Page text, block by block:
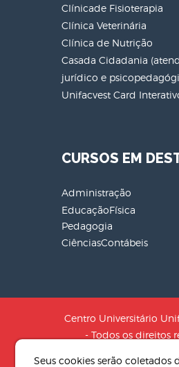
Clínicade Fisioterapia
Clínica Veterinária
Clínica de Nutrição
Casada Cidadania
jurídico e
Unifacvest Card
CURSOS EM
Administração
EducaçãoFísica
Pedagogia
CiênciasContábeis
Centro Universitário
- Todos os direitos
Seus cookies serão coletados